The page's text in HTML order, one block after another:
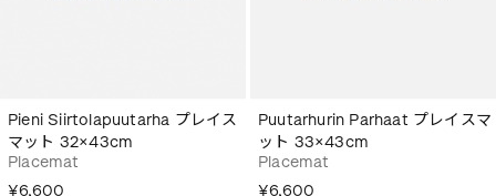
Pieni Siirtolapuutarha プレイス
マット 32×43cm
Placemat
¥6,600
Puutarhurin Parhaat プレイスマ
ット 33×43cm
Placemat
¥6,600